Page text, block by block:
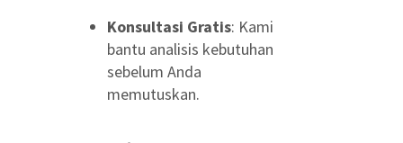
Konsultasi Gratis: Kami
bantu analisis kebutuhan
sebelum Anda
memutuskan.